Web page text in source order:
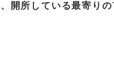
所している最寄り